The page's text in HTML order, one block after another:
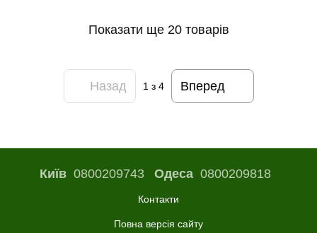
Показати ще 20 товарів
Назад 1 з 4 Вперед
Київ0800209743 Одеса0800209818
Контакти
Повна версія сайту